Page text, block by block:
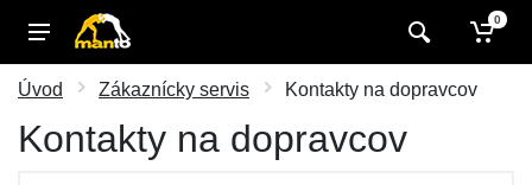
0
Úvod Zákaznícky servis Kontakty na dopravcov
Kontakty na dopravcov